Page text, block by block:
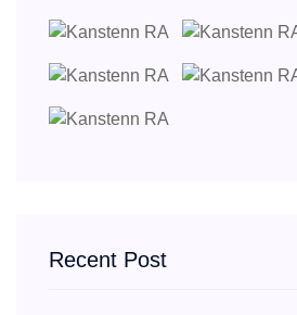
Recent Post